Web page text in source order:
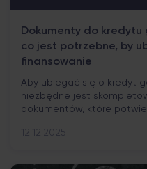
Dokumenty do
co jest potrzebne, by
finansowanie
Aby ubiegać się o kredyt
niezbędne jest
dokumentów, które
jakie dokumenty będą
12.12.2025